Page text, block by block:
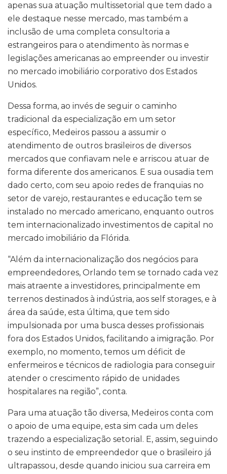
apenas sua atuação multissetorial que tem dado a
ele destaque nesse mercado, mas também a
inclusão de uma completa consultoria a
estrangeiros para o atendimento às normas e
legislações americanas ao empreender ou investir
no mercado imobiliário corporativo dos Estados
Unidos.
Dessa forma, ao invés de seguir o caminho
tradicional da especialização em um setor
específico, Medeiros passou a assumir o
atendimento de outros brasileiros de diversos
mercados que confiavam nele e arriscou atuar de
forma diferente dos americanos. E sua ousadia tem
dado certo, com seu apoio redes de franquias no
setor de varejo, restaurantes e educação tem se
instalado no mercado americano, enquanto outros
tem internacionalizado investimentos de capital no
mercado imobiliário da Flórida.
“Além da internacionalização dos negócios para
empreendedores, Orlando tem se tornado cada vez
mais atraente a investidores, principalmente em
terrenos destinados à indústria, aos self storages, e à
área da saúde, esta última, que tem sido
impulsionada por uma busca desses profissionais
fora dos Estados Unidos, facilitando a imigração. Por
exemplo, no momento, temos um déficit de
enfermeiros e técnicos de radiologia para conseguir
atender o crescimento rápido de unidades
hospitalares na região”, conta.
Para uma atuação tão diversa, Medeiros conta com
o apoio de uma equipe, esta sim cada um deles
trazendo a especialização setorial. E, assim, seguindo
o seu instinto de empreendedor que o brasileiro já
ultrapassou, desde quando iniciou sua carreira em